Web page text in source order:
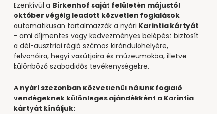
Ezenkívül a Birkenhof saját felületén májustól
október végéig leadott közvetlen foglalások
automatikusan tartalmazzák a nyári Karintia kártyát
- ami díjmentes vagy kedvezményes belépést biztosít
a dél-ausztriai régió számos kirándulóhelyére,
felvonóira, hegyi vasútjaira és múzeumokba, illetve
különböző szabadidős tevékenységekre.
A nyári szezonban közvetlenül nálunk foglaló
vendégeknek különleges ajándékként a Karintia
kártyát kínáljuk: